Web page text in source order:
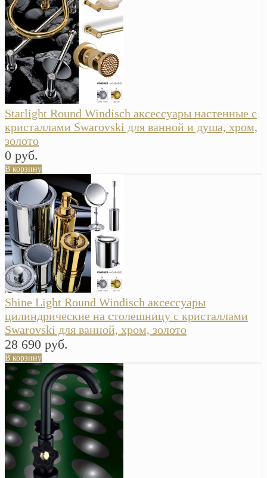
Starlight Round Windisch аксессуары настенные с
кристаллами Swarovski для ванной и душа, хром,
золото
0 руб.
В корзину
Shine Light Round Windisch аксессуары
цилиндрические на столешницу с кристаллами
Swarovski для ванной, хром, золото
28 690 руб.
В корзину